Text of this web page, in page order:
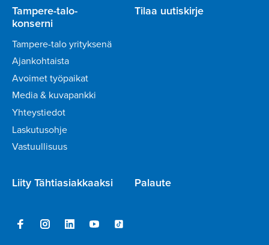
Tampere-talo-
konserni
Tampere-talo yrityksenä
Ajankohtaista
Avoimet työpaikat
Media & kuvapankki
Yhteystiedot
Laskutusohje
Vastuullisuus
Tilaa uutiskirje
Liity Tähtiasiakkaaksi Palaute